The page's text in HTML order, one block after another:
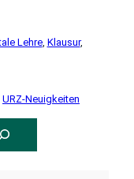
Lehre, Klausur
URZ-Neuigkeiten